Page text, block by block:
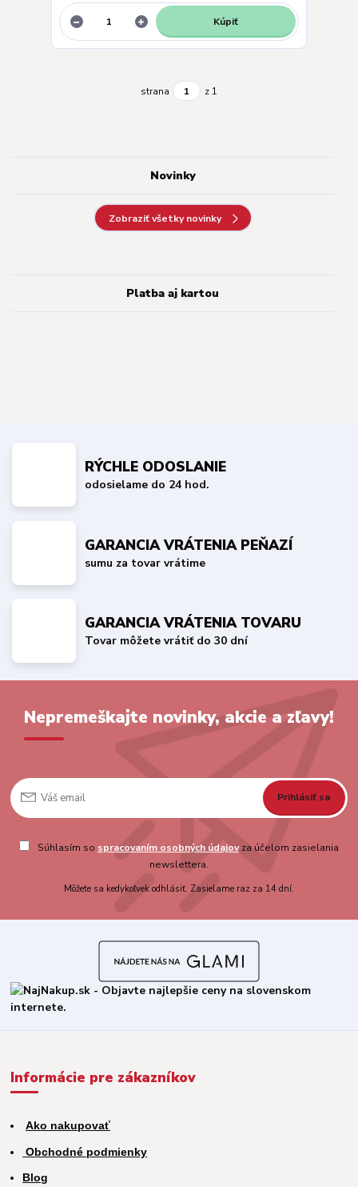
Kúpiť
strana z 1
Novinky
Zobraziť všetky novinky
Platba aj kartou
RÝCHLE ODOSLANIE
odosielame do 24 hod.
GARANCIA VRÁTENIA PEŇAZÍ
sumu za tovar vrátime
GARANCIA VRÁTENIA TOVARU
Tovar môžete vrátiť do 30 dní
Nepremeškajte novinky, akcie a zľavy!
Prihlásiť sa
Súhlasím so spracovaním osobných údajovza účelom zasielania
newslettera.
Môžete sa kedykoľvek odhlásiť. Zasielame raz za 14 dní.
Informácie pre zákazníkov
Ako nakupovať
Obchodné podmienky
Blog